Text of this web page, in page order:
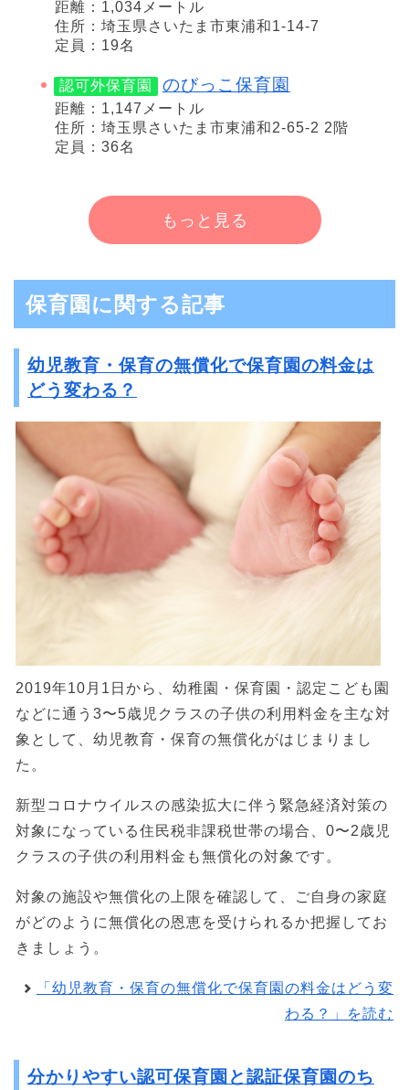
距離：1,034メートル
住所：埼玉県さいたま市東浦和1-14-7
定員：19名
認可外保育園 のびっこ保育園
距離：1,147メートル
住所：埼玉県さいたま市東浦和2-65-2 2階
定員：36名
もっと見る
保育園に関する記事
幼児教育・保育の無償化で保育園の料金は
どう変わる？
2019年10月1日から、幼稚園・保育園・認定こども園
などに通う3〜5歳児クラスの子供の利用料金を主な対
象として、幼児教育・保育の無償化がはじまりまし
た。
新型コロナウイルスの感染拡大に伴う緊急経済対策の
対象になっている住民税非課税世帯の場合、0〜2歳児
クラスの子供の利用料金も無償化の対象です。
対象の施設や無償化の上限を確認して、ご自身の家庭
がどのように無償化の恩恵を受けられるか把握してお
きましょう。
「幼児教育・保育の無償化で保育園の料金はどう変
わる？」を読む
分かりやすい認可保育園と認証保育園のち